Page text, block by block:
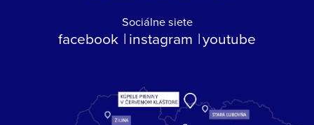
Sociálne siete
facebook instagram youtube